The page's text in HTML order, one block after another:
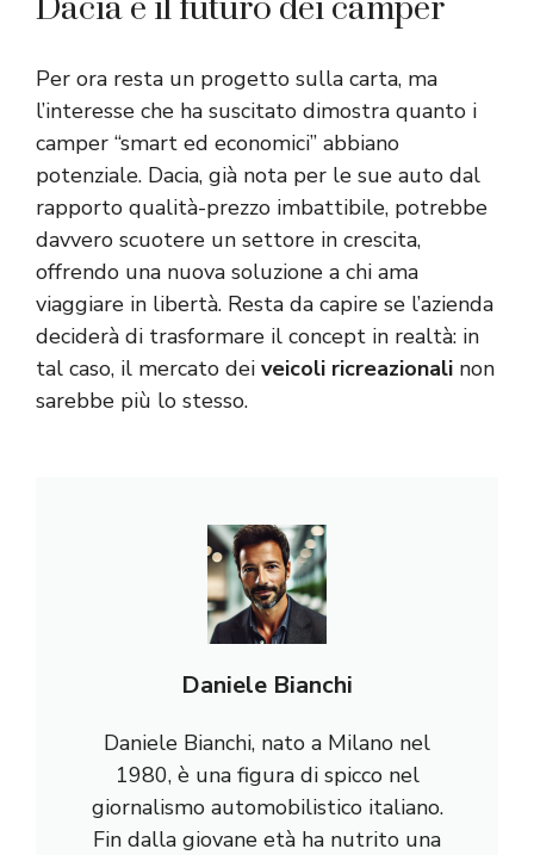
Dacia e il futuro dei camper
Per ora resta un progetto sulla carta, ma
l’interesse che ha suscitato dimostra quanto i
camper “smart ed economici” abbiano
potenziale. Dacia, già nota per le sue auto dal
rapporto qualità-prezzo imbattibile, potrebbe
davvero scuotere un settore in crescita,
offrendo una nuova soluzione a chi ama
viaggiare in libertà. Resta da capire se l’azienda
deciderà di trasformare il concept in realtà: in
tal caso, il mercato dei veicoli ricreazionali non
sarebbe più lo stesso.
Daniele Bianchi
Daniele Bianchi, nato a Milano nel
1980, è una figura di spicco nel
giornalismo automobilistico italiano.
Fin dalla giovane età ha nutrito una